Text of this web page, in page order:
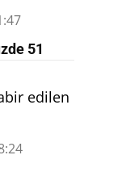
51
edilen